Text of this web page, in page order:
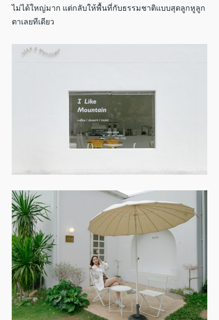
ไม่ได้ใหญ่มาก แต่กลับให้พื้นที่กับธรรมชาติแบบสุดลูกหูลูก
ตาเลยทีเดียว